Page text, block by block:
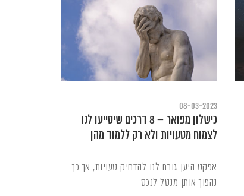
08-03-2023
כישלון מפואר – 8 דרכים שיסייעו לנו
לצמוח מטעויות ולא רק ללמוד מהן
אפקט היען גורם לנו להדחיק טעויות, אך כך
נהפוך אותן מנטל לנכס